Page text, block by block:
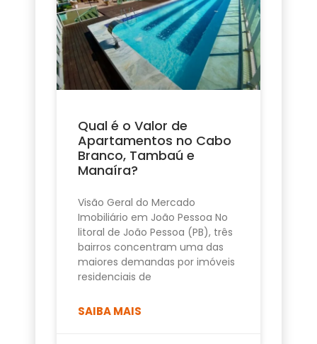
Qual é o Valor de
Apartamentos no Cabo
Branco, Tambaú e
Manaíra?
Visão Geral do Mercado
Imobiliário em João Pessoa No
litoral de João Pessoa (PB), três
bairros concentram uma das
maiores demandas por imóveis
residenciais de
SAIBA MAIS